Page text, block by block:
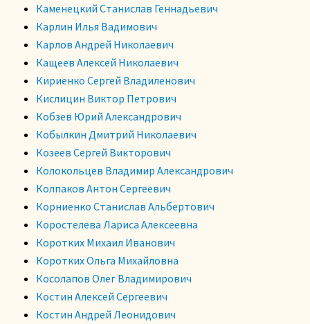
Каменецкий Станислав Геннадьевич
Карлин Илья Вадимович
Карлов Андрей Николаевич
Кащеев Алексей Николаевич
Кириенко Сергей Владиленович
Кислицин Виктор Петрович
Кобзев Юрий Александрович
Кобылкин Дмитрий Николаевич
Козеев Сергей Викторович
Колокольцев Владимир Александрович
Колпаков Антон Сергеевич
Корниенко Станислав Альбертович
Коростелева Лариса Алексеевна
Коротких Михаил Иванович
Коротких Ольга Михайловна
Косолапов Олег Владимирович
Костин Алексей Сергеевич
Костин Андрей Леонидович